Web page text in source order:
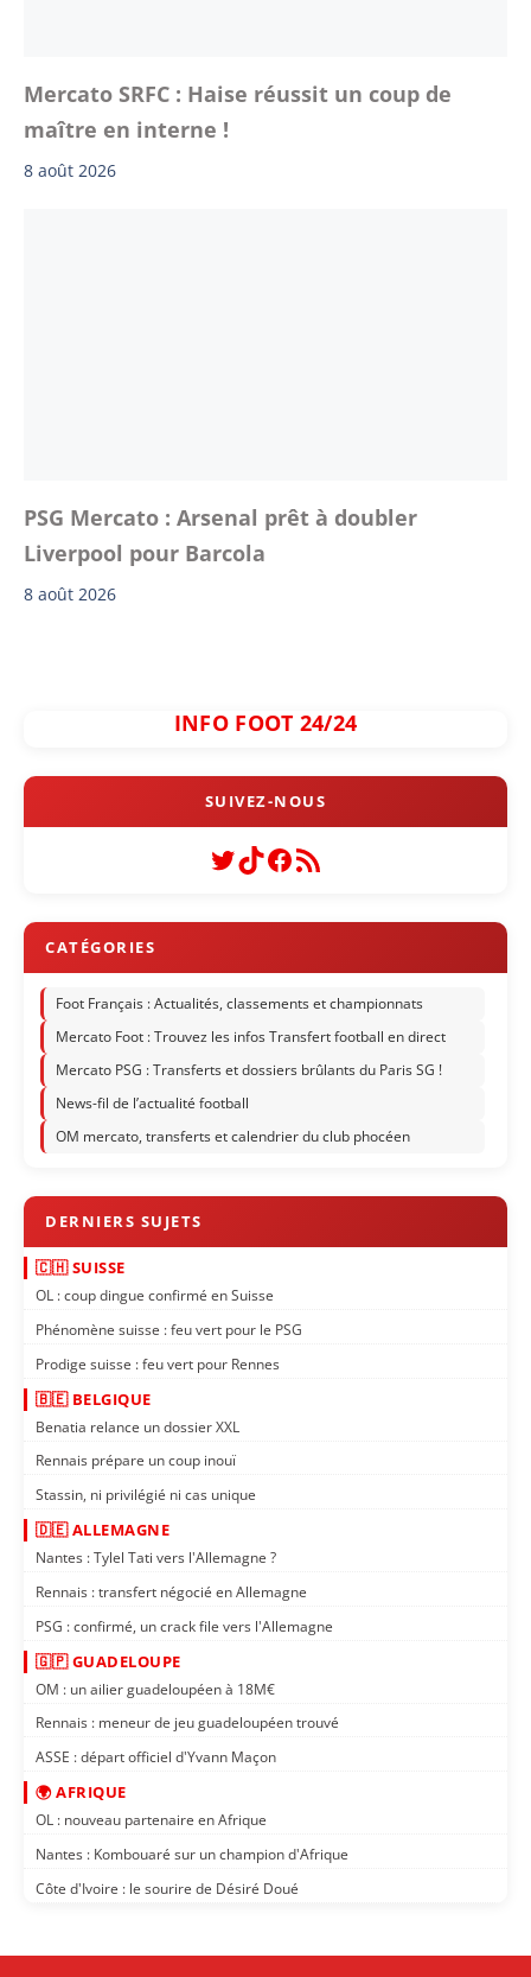
Mercato SRFC : Haise réussit un coup de
maître en interne !
8 août 2026
PSG Mercato : Arsenal prêt à doubler
Liverpool pour Barcola
8 août 2026
INFO FOOT 24/24
Twitter
TikTok
Facebook
Flux RSS
Foot Français : Actualités, classements et championnats
Mercato Foot : Trouvez les infos Transfert football en direct
Mercato PSG : Transferts et dossiers brûlants du Paris SG !
News-fil de l’actualité football
OM mercato, transferts et calendrier du club phocéen
🇨🇭 SUISSE
OL : coup dingue confirmé en Suisse
Phénomène suisse : feu vert pour le PSG
Prodige suisse : feu vert pour Rennes
🇧🇪 BELGIQUE
Benatia relance un dossier XXL
Rennais prépare un coup inouï
Stassin, ni privilégié ni cas unique
🇩🇪 ALLEMAGNE
Nantes : Tylel Tati vers l'Allemagne ?
Rennais : transfert négocié en Allemagne
PSG : confirmé, un crack file vers l'Allemagne
🇬🇵 GUADELOUPE
OM : un ailier guadeloupéen à 18M€
Rennais : meneur de jeu guadeloupéen trouvé
ASSE : départ officiel d'Yvann Maçon
🌍 AFRIQUE
OL : nouveau partenaire en Afrique
Nantes : Kombouaré sur un champion d'Afrique
Côte d'Ivoire : le sourire de Désiré Doué